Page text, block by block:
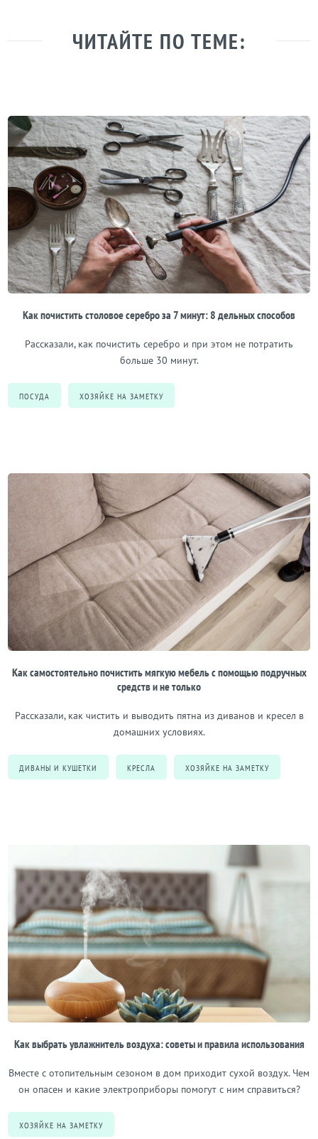
ЧИТАЙТЕ ПО ТЕМЕ:
Как почистить столовое серебро за 7 минут: 8 дельных способов
Рассказали, как почистить серебро и при этом не потратить
больше 30 минут.
ПОСУДА ХОЗЯЙКЕ НА ЗАМЕТКУ
Как самостоятельно почистить мягкую мебель с помощью подручных
средств и не только
Рассказали, как чистить и выводить пятна из диванов и кресел в
домашних условиях.
ДИВАНЫ И КУШЕТКИ КРЕСЛА ХОЗЯЙКЕ НА ЗАМЕТКУ
Как выбрать увлажнитель воздуха: советы и правила использования
Вместе с отопительным сезоном в дом приходит сухой воздух. Чем
он опасен и какие электроприборы помогут с ним справиться?
ХОЗЯЙКЕ НА ЗАМЕТКУ